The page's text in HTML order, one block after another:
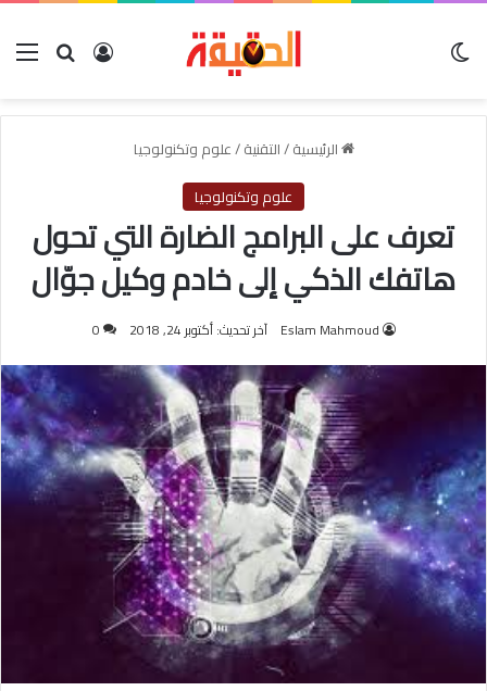
بحث عنتسجيل
الرئيسية/التقنية/علوم وتكنولوجيا
علوم وتكنولوجيا
تعرف على البرامج الضارة التي تحول
هاتفك الذكي إلى خادم وكيل جوّال
Eslam Mahmoud آخر تحديث: أكتوبر 24, 2018 0